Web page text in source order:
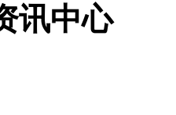
讯中心